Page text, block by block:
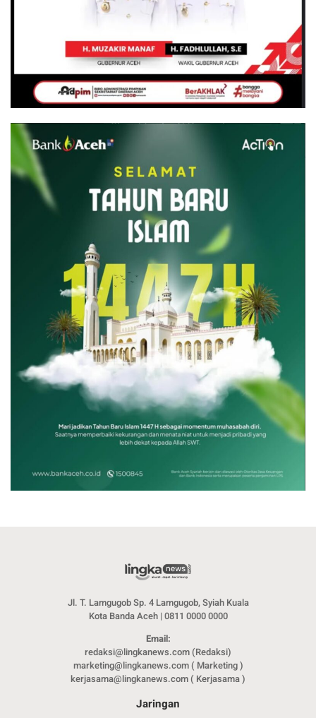
Jl. T. Lamgugob Sp. 4 Lamgugob, Syiah Kuala
Kota Banda Aceh | 0811 0000 0000
Email:
redaksi@lingkanews.com (Redaksi)
marketing@lingkanews.com ( Marketing )
kerjasama@lingkanews.com ( Kerjasama )
Jaringan